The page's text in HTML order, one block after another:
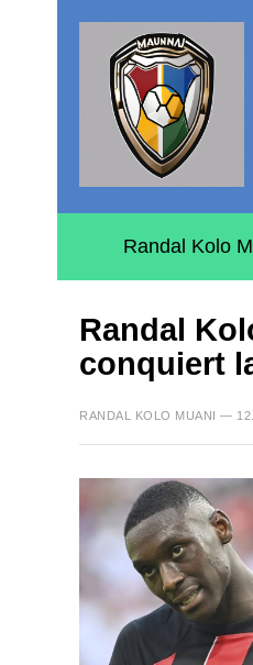
Randal Kolo
Randal
conquiert
RANDAL KOLO MUANI —